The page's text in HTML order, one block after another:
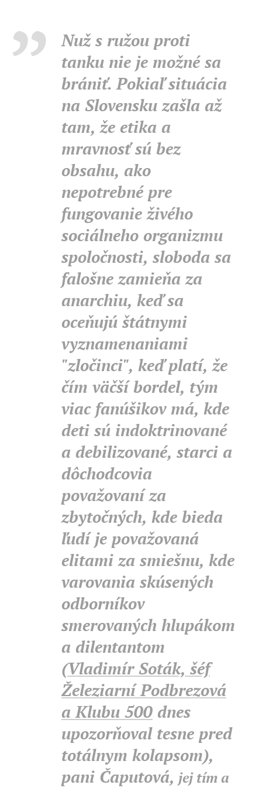
Nuž s ružou proti
tanku nie je možné sa
brániť. Pokiaľ situácia
na Slovensku zašla až
tam, že etika a
mravnosť sú bez
obsahu, ako
nepotrebné pre
fungovanie živého
sociálneho organizmu
spoločnosti, sloboda sa
falošne zamieňa za
anarchiu, keď sa
oceňujú štátnymi
vyznamenaniami
"zločinci", keď platí, že
čím väčší bordel, tým
viac fanúšikov má, kde
deti sú indoktrinované
a debilizované, starci a
dôchodcovia
považovaní za
zbytočných, kde bieda
ľudí je považovaná
elitami za smiešnu, kde
varovania skúsených
odborníkov
smerovaných hlupákom
a dilentantom
(Vladimír Soták, šéf
Železiarní Podbrezová
a Klubu 500 dnes
upozorňoval tesne pred
totálnym kolapsom),
pani Čaputová, jej tím a